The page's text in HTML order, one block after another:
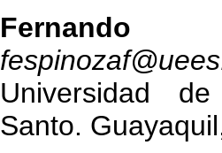
Universidad
Santo.